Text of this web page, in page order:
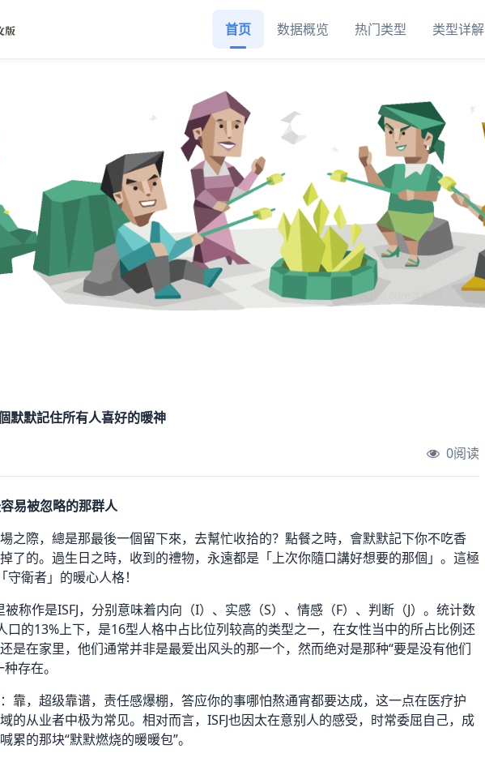
首页 数据概览 热门类型 类型详解
默默記住所有人喜好的暖神
0阅读
易被忽略的那群人
之際，總是那最後一個留下來，去幫忙收拾的？點餐之時，會默默記下你不吃香
了的。過生日之時，收到的禮物，永遠都是「上次你隨口講好想要的那個」。這極
衛者」的暖心人格！
称作是ISFJ，分别意味着内向（I）、实感（S）、情感（F）、判断（J）。统计数
口的13%上下，是16型人格中占比位列较高的类型之一，在女性当中的所占比例还
是在家里，他们通常并非是最爱出风头的那一个，然而绝对是那种“要是没有他们
存在。
靠，超级靠谱，责任感爆棚，答应你的事哪怕熬通宵都要达成，这一点在医疗护
的从业者中极为常见。相对而言，ISFJ也因太在意别人的感受，时常委屈自己，成
累的那块“默默燃烧的暖暖包”。